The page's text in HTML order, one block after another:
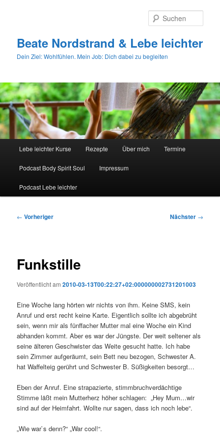
Beate Nordstrand & Lebe leichter
Dein Ziel: Wohlfühlen. Mein Job: Dich dabei zu begleiten
Lebe leichter Kurse Rezepte Über mich Termine
Podcast Body Spirit Soul Impressum
Podcast Lebe leichter
Beitragsnavigation
← Vorheriger Nächster →
Funkstille
Veröffentlicht am2010-03-13T00:22:27+02:000000002731201003
Eine Woche lang hörten wir nichts von ihm. Keine SMS, kein
Anruf und erst recht keine Karte. Eigentlich sollte ich abgebrüht
sein, wenn mir als fünffacher Mutter mal eine Woche ein Kind
abhanden kommt. Aber es war der Jüngste. Der weit seltener als
seine älteren Geschwister das Weite gesucht hatte. Ich habe
sein Zimmer aufgeräumt, sein Bett neu bezogen, Schwester A.
hat Waffelteig gerührt und Schwester B. Süßigkeiten besorgt…
Eben der Anruf. Eine strapazierte, stimmbruchverdächtige
Stimme läßt mein Mutterherz höher schlagen: „Hey Mum…wir
sind auf der Heimfahrt. Wollte nur sagen, dass ich noch lebe“.
„Wie war`s denn?“ „War cool!“.